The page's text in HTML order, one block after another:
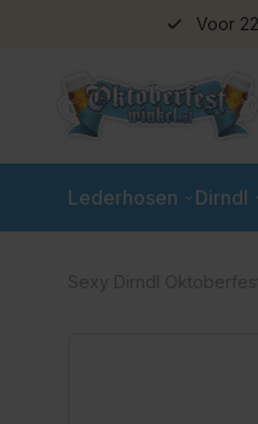
Voor
Lederhosen Dirndl
Sexy Dirndl